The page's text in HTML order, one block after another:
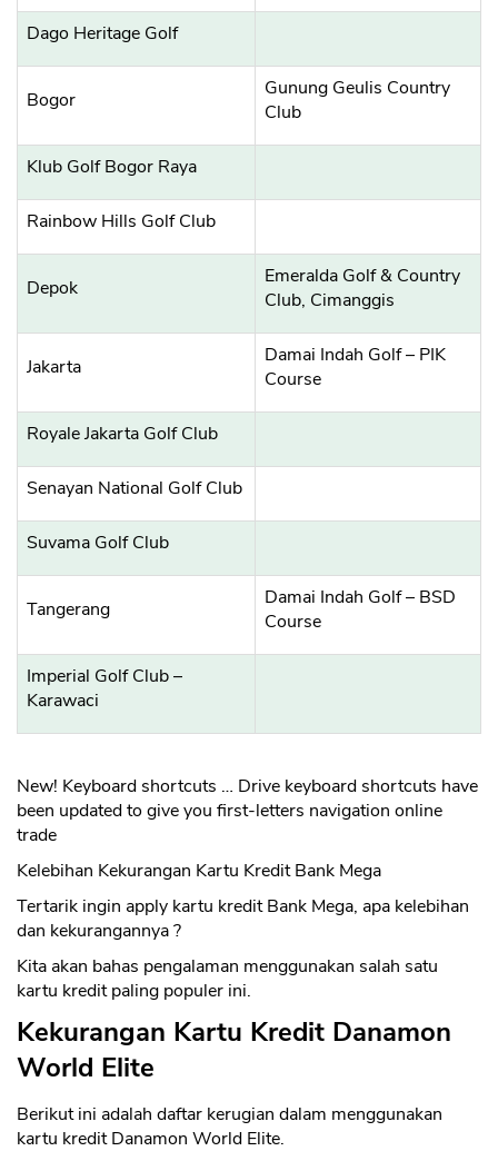
Dago Heritage Golf
Bogor
Gunung Geulis Country
Club
Klub Golf Bogor Raya
Rainbow Hills Golf Club
Depok
Emeralda Golf & Country
Club, Cimanggis
Jakarta
Damai Indah Golf – PIK
Course
Royale Jakarta Golf Club
Senayan National Golf Club
Suvama Golf Club
Tangerang
Damai Indah Golf – BSD
Course
Imperial Golf Club –
Karawaci
New! Keyboard shortcuts … Drive keyboard shortcuts have
been updated to give you first-letters navigation online
trade
Kelebihan Kekurangan Kartu Kredit Bank Mega
Tertarik ingin apply kartu kredit Bank Mega, apa kelebihan
dan kekurangannya ?
Kita akan bahas pengalaman menggunakan salah satu
kartu kredit paling populer ini.
Kekurangan Kartu Kredit Danamon
World Elite
Berikut ini adalah daftar kerugian dalam menggunakan
kartu kredit Danamon World Elite.